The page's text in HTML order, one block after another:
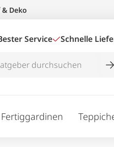
Deko
Service Schnelle
Fertiggardinen